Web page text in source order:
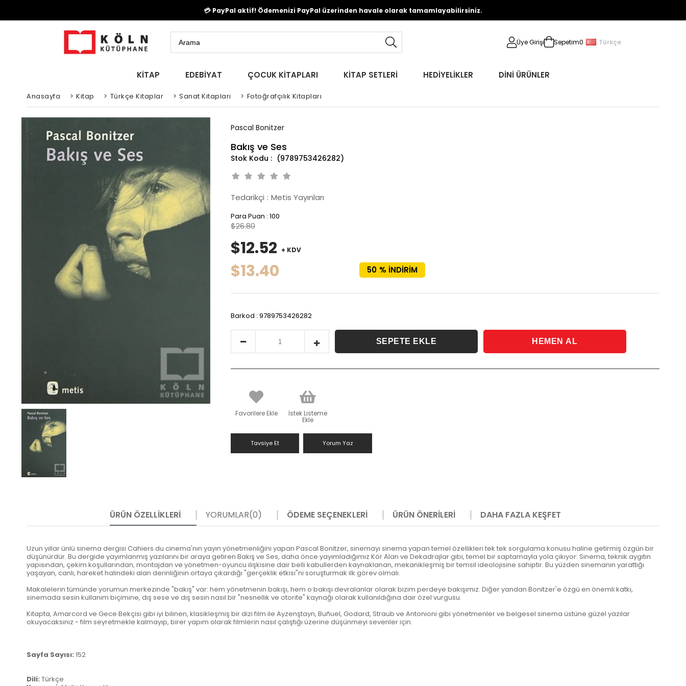
💳 PayPal aktif! Ödemenizi PayPal üzerinden havale olarak tamamlayabilirsiniz.
Üye Girişi Sepetim0 Türkçe
KİTAP EDEBİYAT ÇOCUK KİTAPLARI KİTAP SETLERİ HEDİYELİKLER DİNİ ÜRÜNLER
Anasayfa > Kitap > Türkçe Kitaplar > Sanat Kitapları > Fotoğrafçılık Kitapları
Pascal Bonitzer
Bakış ve Ses
(9789753426282)
Tedarikçi : Metis Yayınları
Para Puan : 100
%
50 İNDIRIM
$26.80
$12.52 + KDV
$13.40
Barkod : 9789753426282
Favorilere Ekle İstek Listeme
Ekle
Tavsiye Et Yorum Yaz
ÜRÜN ÖZELLIKLERI YORUMLAR(0) ÖDEME SEÇENEKLERI ÜRÜN ÖNERILERI DAHA FAZLA KEŞFET
Uzun yıllar ünlü sinema dergisi Cahiers du cinema'nın yayın yönetmenliğini yapan Pascal Bonitzer, sinemayı sinema yapan temel özellikleri tek tek sorgulama konusu haline getirmiş özgün bir
düşünürdür. Bu dergide yayımlanmış yazılarını bir araya getiren Bakış ve Ses, daha önce yayımladığımız Kör Alan ve Dekadrajlar gibi, temel bir saptamayla yola çıkıyor: Sinema, teknik aygıtın
yapısından, çekim koşullarından, montajdan ve yönetmen-oyuncu ilişkisine dair belli kabullerden kaynaklanan, mekanikleşmiş bir temsil ideolojisine sahiptir. Bu yüzden sinemanın yarattığı
yaşayan, canlı, hareket halindeki alan derinliğinin ortaya çıkardığı "gerçeklik etkisi"ni soruşturmak ilk görev olmalı.
Makalelerin tümünde yorumun merkezinde "bakış" var: hem yönetmenin bakışı, hem o bakışı devralanlar olarak bizim perdeye bakışımız. Diğer yandan Bonitzer'e özgü en önemli katkı,
sinemada sesin kullanım biçimine, dış sese ve dış sesin nasıl bir "nesnellik ve otorite" kaynağı olarak kullanıldığına dair özel vurgusu.
Kitapta, Amarcord ve Gece Bekçisi gibi iyi bilinen, klasikleşmiş bir dizi film ile Ayzenştayn, Buñuel, Godard, Straub ve Antonioni gibi yönetmenler ve belgesel sinema üstüne güzel yazılar
okuyacaksınız - film seyretmekle kalmayıp, birer yapım olarak filmlerin nasıl çalıştığı üzerine düşünmeyi sevenler için.
Sayfa Sayısı: 152
Dili: Türkçe